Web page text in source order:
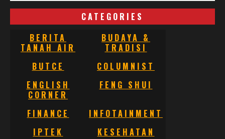
CATEGORIES
BERITA
TANAH AIR
BUDAYA &
TRADISI
BUTCE
COLUMNIST
ENGLISH
CORNER
FENG SHUI
FINANCE
INFOTAINMENT
IPTEK
KESEHATAN